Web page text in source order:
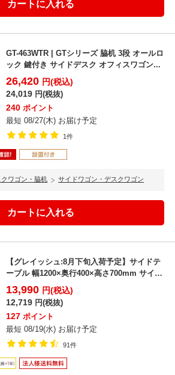
GT-463WTR | GTシリーズ 脇机 3段 オールロ
ック 鍵付き サイドデスク オフィスワゴン...
26,420 円(税込)
24,019 円(税抜)
240 ポイント
最短 08/27(木) お届け予定
1件
クワゴン・脇机 サイドワゴン・デスクワゴン
【グレイッシュ:8月下旬入荷予定】サイドテ
ーブル 幅1200×奥行400×高さ700mm サイド
デス...
13,990 円(税込)
12,719 円(税抜)
127 ポイント
最短 08/19(水) お届け予定
91件